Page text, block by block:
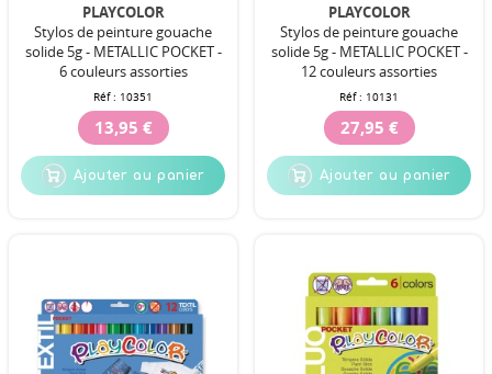
PLAYCOLOR
Stylos de peinture gouache
solide 5g - METALLIC POCKET -
6 couleurs assorties
Réf : 10351
13,95 €
Ajouter au panier
PLAYCOLOR
Stylos de peinture gouache
solide 5g - METALLIC POCKET -
12 couleurs assorties
Réf : 10131
27,95 €
Ajouter au panier